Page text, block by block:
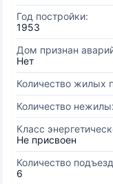
Год постройки:
1953
Дом признан
Нет
Количество жилых
Количество
Класс
Не присвоен
Количество
6